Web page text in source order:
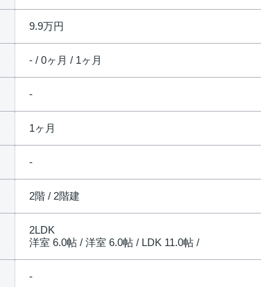
9.9万円
- / 0ヶ月 / 1ヶ月
1ヶ月
2階 / 2階建
2LDK
洋室 6.0帖 / 洋室 6.0帖 / LDK 11.0帖 /